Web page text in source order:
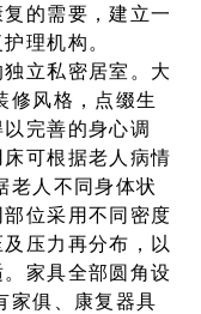
的需要，建立一
理机构。
立私密居室。大
修风格，点缀生
完善的身心调
可根据老人病情
老人不同身体状
位采用不同密度
压力再分布，以
家具全部圆角设
家俱、康复器具